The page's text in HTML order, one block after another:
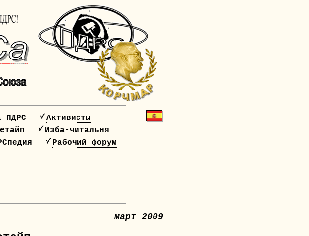
ПДРС
Активисты
Изба-читальня
Рабочий форум
март 2009